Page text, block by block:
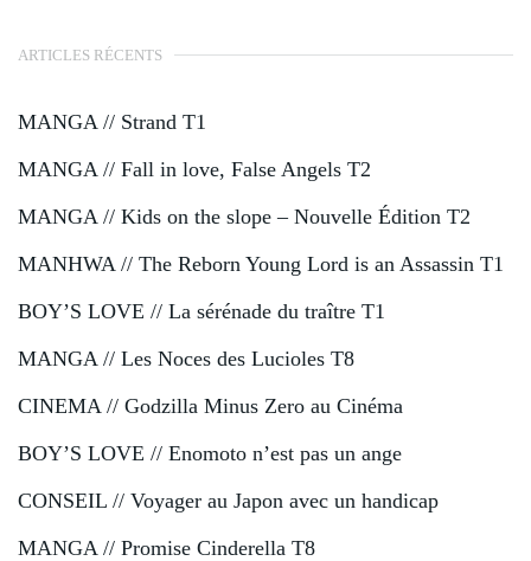
ARTICLES RÉCENTS
MANGA // Strand T1
MANGA // Fall in love, False Angels T2
MANGA // Kids on the slope – Nouvelle Édition T2
MANHWA // The Reborn Young Lord is an Assassin T1
BOY’S LOVE // La sérénade du traître T1
MANGA // Les Noces des Lucioles T8
CINEMA // Godzilla Minus Zero au Cinéma
BOY’S LOVE // Enomoto n’est pas un ange
CONSEIL // Voyager au Japon avec un handicap
MANGA // Promise Cinderella T8